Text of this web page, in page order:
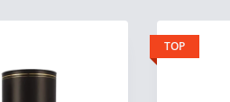
TOP